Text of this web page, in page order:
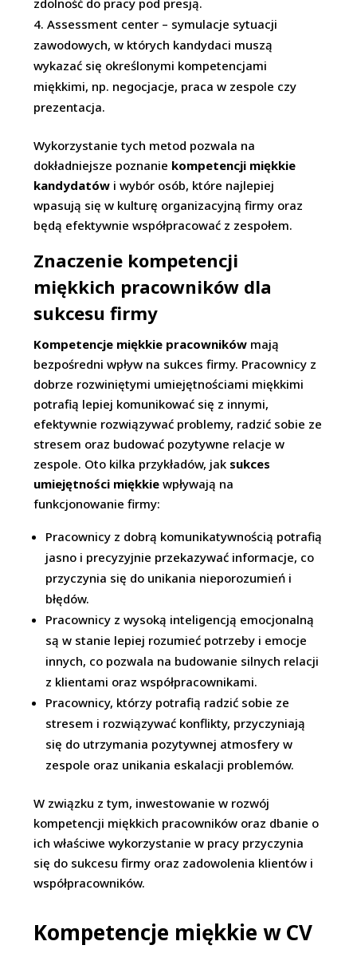
zdolność do pracy pod presją.
Assessment center – symulacje sytuacji
zawodowych, w których kandydaci muszą
wykazać się określonymi kompetencjami
miękkimi, np. negocjacje, praca w zespole czy
prezentacja.
Wykorzystanie tych metod pozwala na
dokładniejsze poznanie kompetencji miękkie
kandydatów i wybór osób, które najlepiej
wpasują się w kulturę organizacyjną firmy oraz
będą efektywnie współpracować z zespołem.
Znaczenie kompetencji
miękkich pracowników dla
sukcesu firmy
Kompetencje miękkie pracowników mają
bezpośredni wpływ na sukces firmy. Pracownicy z
dobrze rozwiniętymi umiejętnościami miękkimi
potrafią lepiej komunikować się z innymi,
efektywnie rozwiązywać problemy, radzić sobie ze
stresem oraz budować pozytywne relacje w
zespole. Oto kilka przykładów, jak sukces
umiejętności miękkie wpływają na
funkcjonowanie firmy:
Pracownicy z dobrą komunikatywnością potrafią
jasno i precyzyjnie przekazywać informacje, co
przyczynia się do unikania nieporozumień i
błędów.
Pracownicy z wysoką inteligencją emocjonalną
są w stanie lepiej rozumieć potrzeby i emocje
innych, co pozwala na budowanie silnych relacji
z klientami oraz współpracownikami.
Pracownicy, którzy potrafią radzić sobie ze
stresem i rozwiązywać konflikty, przyczyniają
się do utrzymania pozytywnej atmosfery w
zespole oraz unikania eskalacji problemów.
W związku z tym, inwestowanie w rozwój
kompetencji miękkich pracowników oraz dbanie o
ich właściwe wykorzystanie w pracy przyczynia
się do sukcesu firmy oraz zadowolenia klientów i
współpracowników.
Kompetencje miękkie w CV